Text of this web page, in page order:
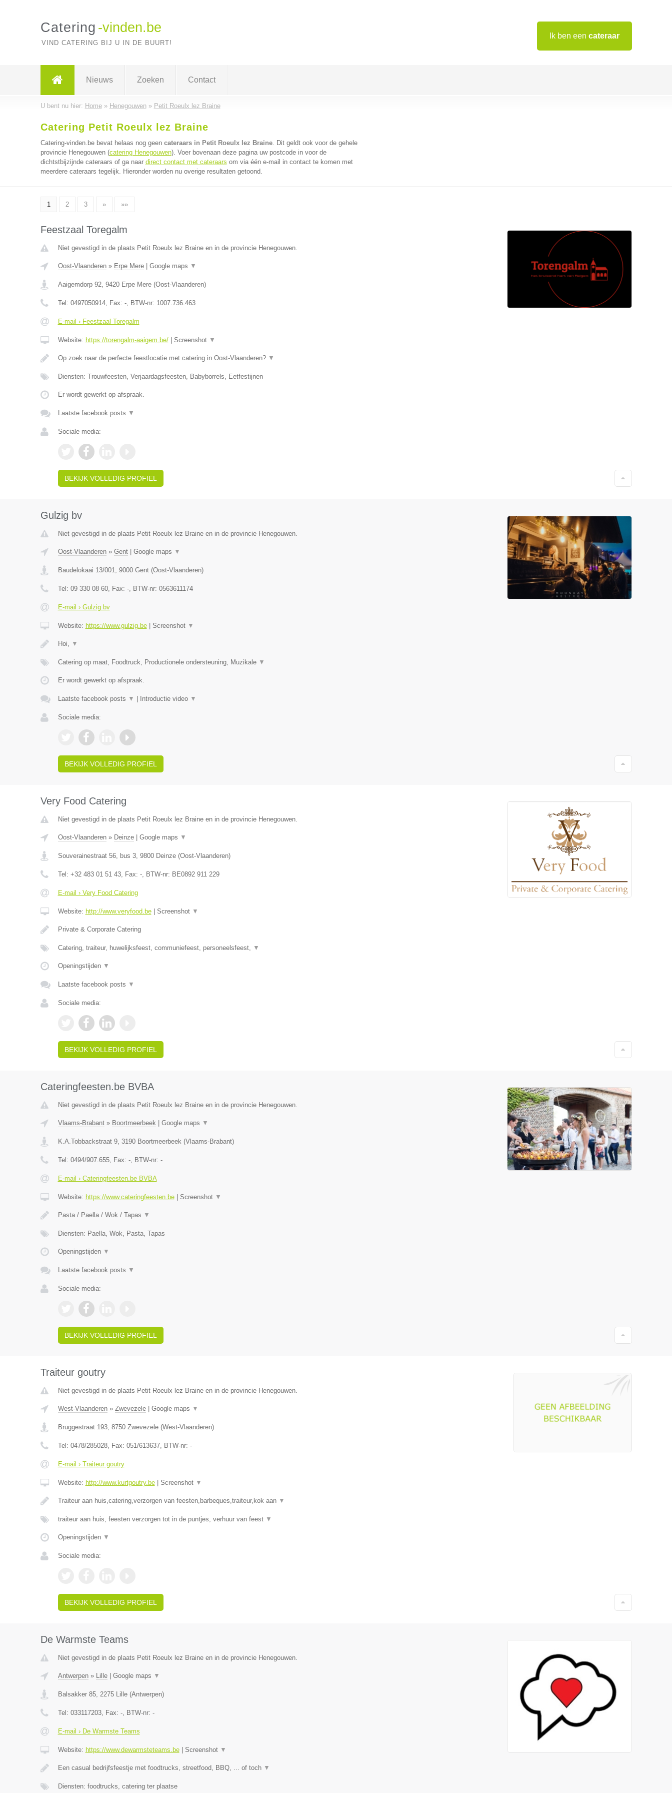
Ik ben een cateraar
Catering -vinden.be
VIND CATERING BIJ U IN DE BUURT!
Nieuws Zoeken Contact
U bent nu hier: Home» Henegouwen» Petit Roeulx lez Braine
Catering Petit Roeulx lez Braine
Catering-vinden.be bevat helaas nog geen cateraars in Petit Roeulx lez Braine. Dit geldt ook voor de gehele
provincie Henegouwen (catering Henegouwen). Voer bovenaan deze pagina uw postcode in voor de
dichtstbijzijnde cateraars of ga naar direct contact met cateraars om via één e-mail in contact te komen met
meerdere cateraars tegelijk. Hieronder worden nu overige resultaten getoond.
1 2 3 » »»
Feestzaal Toregalm
Niet gevestigd in de plaats Petit Roeulx lez Braine en in de provincie Henegouwen.
Oost-Vlaanderen» Erpe Mere| Google maps ▼
Aaigemdorp 92, 9420 Erpe Mere(Oost-Vlaanderen)
Tel: 0497050914, Fax: -, BTW-nr: 1007.736.463
E-mail › Feestzaal Toregalm
Website: https://torengalm-aaigem.be/| Screenshot ▼
Op zoek naar de perfecte feestlocatie met catering in Oost-Vlaanderen? ▼
Diensten: Trouwfeesten, Verjaardagsfeesten, Babyborrels, Eetfestijnen
Er wordt gewerkt op afspraak.
Laatste facebook posts ▼
Sociale media:
BEKIJK VOLLEDIG PROFIEL
Gulzig bv
Niet gevestigd in de plaats Petit Roeulx lez Braine en in de provincie Henegouwen.
Oost-Vlaanderen» Gent| Google maps ▼
Baudelokaai 13/001, 9000 Gent(Oost-Vlaanderen)
Tel: 09 330 08 60, Fax: -, BTW-nr: 0563611174
E-mail › Gulzig bv
Website: https://www.gulzig.be| Screenshot ▼
Hoi, ▼
Catering op maat, Foodtruck, Productionele ondersteuning, Muzikale ▼
Er wordt gewerkt op afspraak.
Laatste facebook posts ▼ Introductie video ▼
Sociale media:
BEKIJK VOLLEDIG PROFIEL
Very Food Catering
Niet gevestigd in de plaats Petit Roeulx lez Braine en in de provincie Henegouwen.
Oost-Vlaanderen» Deinze| Google maps ▼
Souverainestraat 56, bus 3, 9800 Deinze(Oost-Vlaanderen)
Tel: +32 483 01 51 43, Fax: -, BTW-nr: BE0892 911 229
E-mail › Very Food Catering
Website: http://www.veryfood.be| Screenshot ▼
Private & Corporate Catering
Catering, traiteur, huwelijksfeest, communiefeest, personeelsfeest, ▼
Openingstijden ▼
Laatste facebook posts ▼
Sociale media:
BEKIJK VOLLEDIG PROFIEL
Cateringfeesten.be BVBA
Niet gevestigd in de plaats Petit Roeulx lez Braine en in de provincie Henegouwen.
Vlaams-Brabant» Boortmeerbeek| Google maps ▼
K.A.Tobbackstraat 9, 3190 Boortmeerbeek(Vlaams-Brabant)
Tel: 0494/907.655, Fax: -, BTW-nr: -
E-mail › Cateringfeesten.be BVBA
Website: https://www.cateringfeesten.be| Screenshot ▼
Pasta / Paella / Wok / Tapas ▼
Diensten: Paella, Wok, Pasta, Tapas
Openingstijden ▼
Laatste facebook posts ▼
Sociale media:
BEKIJK VOLLEDIG PROFIEL
Traiteur goutry
Niet gevestigd in de plaats Petit Roeulx lez Braine en in de provincie Henegouwen.
West-Vlaanderen» Zwevezele| Google maps ▼
Bruggestraat 193, 8750 Zwevezele(West-Vlaanderen)
Tel: 0478/285028, Fax: 051/613637, BTW-nr: -
E-mail › Traiteur goutry
Website: http://www.kurtgoutry.be| Screenshot ▼
Traiteur aan huis,catering,verzorgen van feesten,barbeques,traiteur,kok aan ▼
traiteur aan huis, feesten verzorgen tot in de puntjes, verhuur van feest ▼
Openingstijden ▼
Sociale media:
BEKIJK VOLLEDIG PROFIEL
De Warmste Teams
Niet gevestigd in de plaats Petit Roeulx lez Braine en in de provincie Henegouwen.
Antwerpen» Lille| Google maps ▼
Balsakker 85, 2275 Lille(Antwerpen)
Tel: 033117203, Fax: -, BTW-nr: -
E-mail › De Warmste Teams
Website: https://www.dewarmsteteams.be| Screenshot ▼
Een casual bedrijfsfeestje met foodtrucks, streetfood, BBQ, ... of toch ▼
Diensten: foodtrucks, catering ter plaatse